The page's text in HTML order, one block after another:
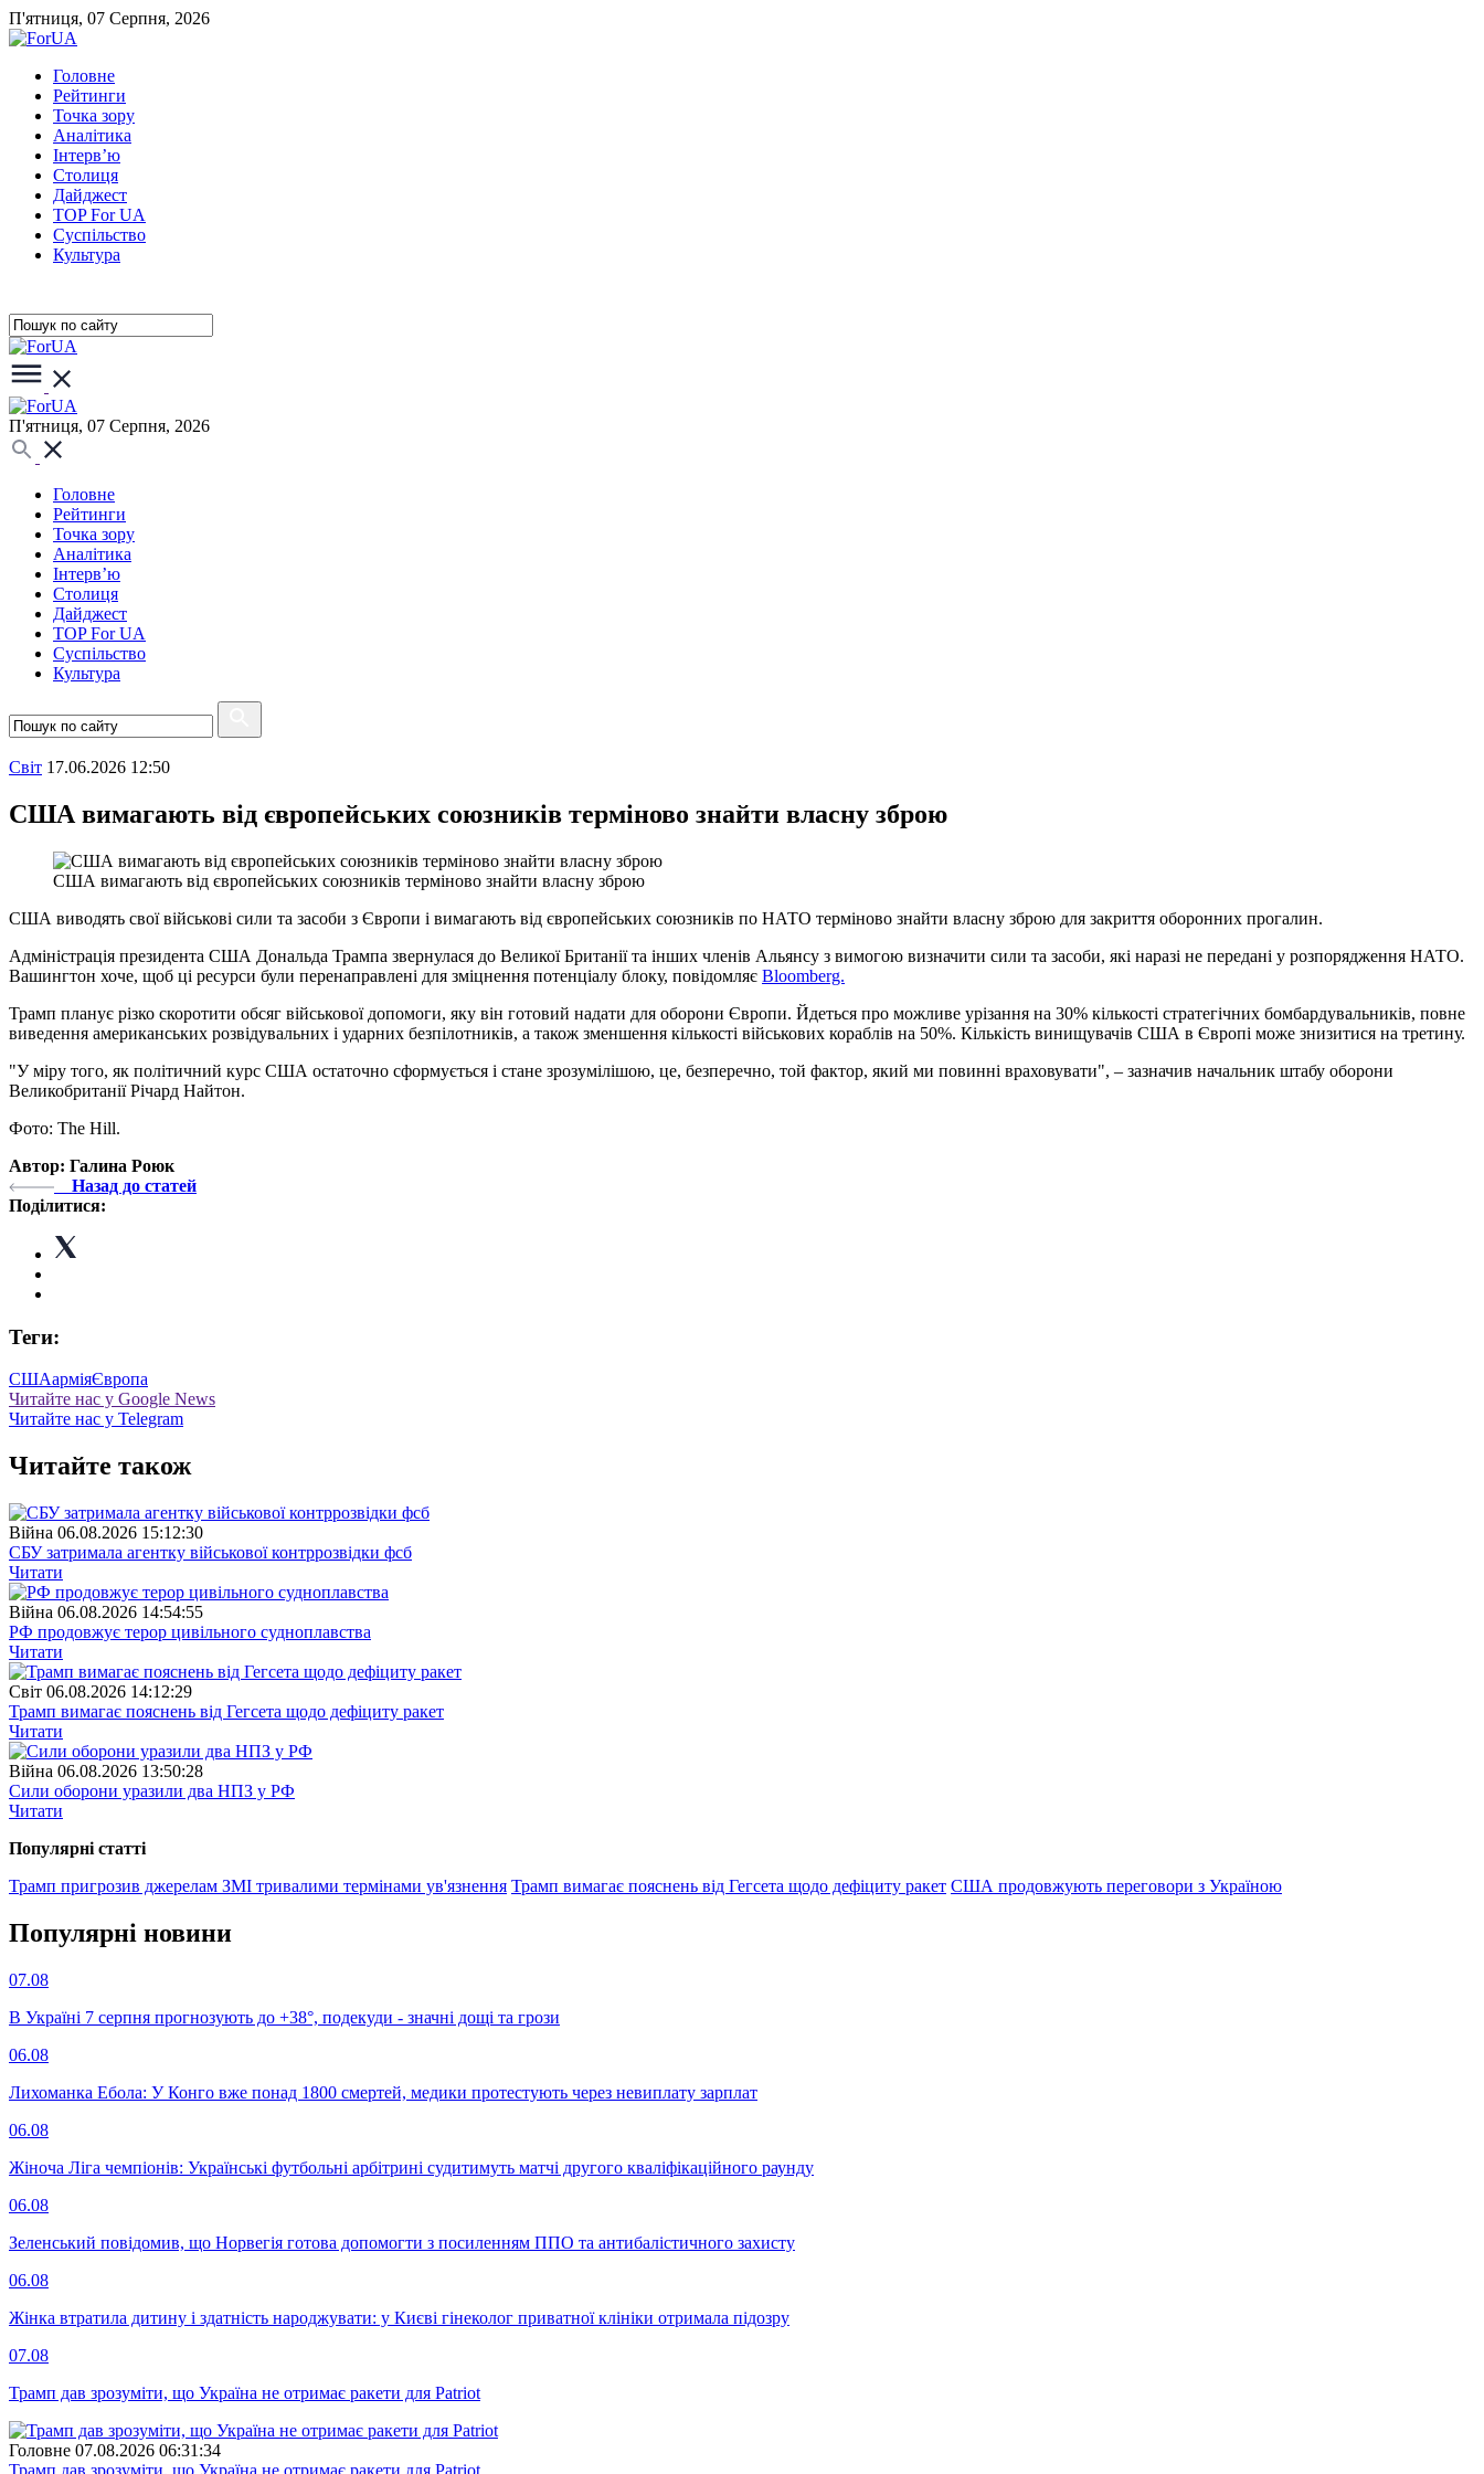
П'ятниця, 07 Серпня, 2026
Головне
Рейтинги
Точка зору
Аналітика
Інтерв’ю
Столиця
Дайджест
TOP For UA
Суспiльство
Культура
П'ятниця, 07 Серпня, 2026
Головне
Рейтинги
Точка зору
Аналітика
Інтерв’ю
Столиця
Дайджест
TOP For UA
Суспiльство
Культура
Свiт 17.06.2026 12:50
США вимагають від європейських союзників терміново знайти власну зброю
США вимагають від європейських союзників терміново знайти власну зброю
США виводять свої військові сили та засоби з Європи і вимагають від європейських союзників по НАТО терміново знайти власну зброю для закриття оборонних прогалин.
Адміністрація президента США Дональда Трампа звернулася до Великої Британії та інших членів Альянсу з вимогою визначити сили та засоби, які наразі не передані у розпорядження НАТО.
Вашингтон хоче, щоб ці ресурси були перенаправлені для зміцнення потенціалу блоку, повідомляє Bloomberg.
Трамп планує різко скоротити обсяг військової допомоги, яку він готовий надати для оборони Європи. Йдеться про можливе урізання на 30% кількості стратегічних бомбардувальників, повне
виведення американських розвідувальних і ударних безпілотників, а також зменшення кількості військових кораблів на 50%. Кількість винищувачів США в Європі може знизитися на третину.
"У міру того, як політичний курс США остаточно сформується і стане зрозумілішою, це, безперечно, той фактор, який ми повинні враховувати", – зазначив начальник штабу оборони
Великобританії Річард Найтон.
Фото: The Hill.
Автор: Галина Роюк
Назад до статей
Поділитися:
Теги:
СШАарміяЄвропа
Читайте нас у Google News
Читайте нас у Telegram
Читайте також
Війна 06.08.2026 15:12:30
СБУ затримала агентку військової контррозвідки фсб
Читати
Війна 06.08.2026 14:54:55
РФ продовжує терор цивільного судноплавства
Читати
Свiт 06.08.2026 14:12:29
Трамп вимагає пояснень від Гегсета щодо дефіциту ракет
Читати
Війна 06.08.2026 13:50:28
Сили оборони уразили два НПЗ у РФ
Читати
Популярнi статтi
Трамп пригрозив джерелам ЗМІ тривалими термінами ув'язнення Трамп вимагає пояснень від Гегсета щодо дефіциту ракет США продовжують переговори з Україною
Популярнi новини
07.08
В Україні 7 серпня прогнозують до +38°, подекуди - значні дощі та грози
06.08
Лихоманка Ебола: У Конго вже понад 1800 смертей, медики протестують через невиплату зарплат
06.08
Жіноча Ліга чемпіонів: Українські футбольні арбітрині судитимуть матчі другого кваліфікаційного раунду
06.08
Зеленський повідомив, що Норвегія готова допомогти з посиленням ППО та антибалістичного захисту
06.08
Жінка втратила дитину і здатність народжувати: у Києві гінеколог приватної клініки отримала підозру
07.08
Трамп дав зрозуміти, що Україна не отримає ракети для Patriot
Головне 07.08.2026 06:31:34
Трамп дав зрозуміти, що Україна не отримає ракети для Patriot